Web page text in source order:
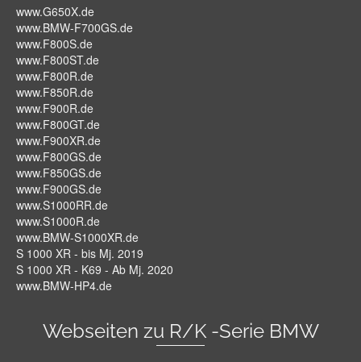
www.G650X.de
www.BMW-F700GS.de
www.F800S.de
www.F800ST.de
www.F800R.de
www.F850R.de
www.F900R.de
www.F800GT.de
www.F900XR.de
www.F800GS.de
www.F850GS.de
www.F900GS.de
www.S1000RR.de
www.S1000R.de
www.BMW-S1000XR.de
S 1000 XR - bis Mj. 2019
S 1000 XR - K69 - Ab Mj. 2020
www.BMW-HP4.de
Webseiten zu R/K -Serie BMW